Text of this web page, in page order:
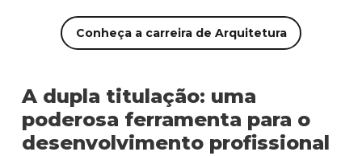
Conheça a carreira de Arquitetura
A dupla titulação: uma
poderosa ferramenta para o
desenvolvimento profissional